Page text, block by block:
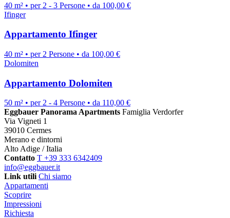
40 m² • per 2 - 3 Persone • da 100,00 €
Ifinger
Appartamento Ifinger
40 m² • per 2 Persone • da 100,00 €
Dolomiten
Appartamento Dolomiten
50 m² • per 2 - 4 Persone • da 110,00 €
Eggbauer Panorama Apartments Famiglia Verdorfer
Via Vigneti 1
39010 Cermes
Merano e dintorni
Alto Adige / Italia
Contatto T +39 333 6342409
info@eggbauer.it
Link utili Chi siamo
Appartamenti
Scoprire
Impressioni
Richiesta